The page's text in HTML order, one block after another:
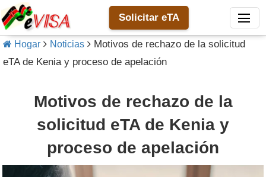
Solicitar eTA
Hogar Noticias
Motivos de rechazo de la solicitud
eTA de Kenia y proceso de apelación
Motivos de rechazo de la
solicitud eTA de Kenia y
proceso de apelación